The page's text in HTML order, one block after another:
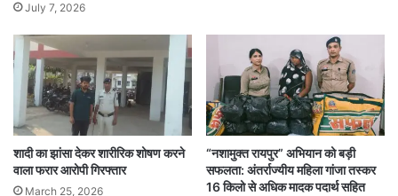
July 7, 2026
शादी का झांसा देकर शारीरिक शोषण करने
वाला फरार आरोपी गिरफ्तार
March 25, 2026
“नशामुक्त रायपुर” अभियान को बड़ी
सफलता: अंतर्राज्यीय महिला गांजा तस्कर
16 किलो से अधिक मादक पदार्थ सहित